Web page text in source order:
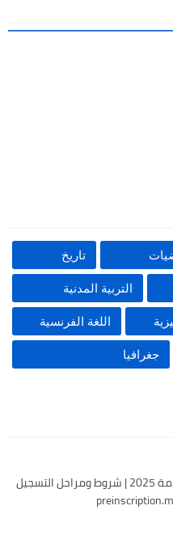
تاريخ
التربية المدنية
اللغة الفرنسية
جغرافيا
تسجيلات أشبال الأمة 2025 | شروط ومراحل التسجيل